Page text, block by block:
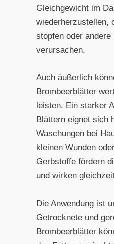
Gleichgewicht im
wiederherzustellen,
stopfen oder andere
verursachen.
Auch äußerlich
Brombeerblätter
leisten. Ein starker
Blättern eignet sich
Waschungen bei
kleinen Wunden
Gerbstoffe fördern
und wirken
Die Anwendung ist
Getrocknete und
Brombeerblätter